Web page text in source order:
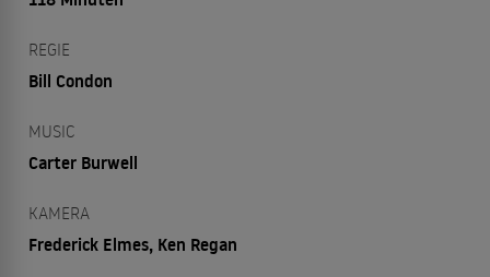
REGIE
Bill Condon
MUSIC
Carter Burwell
KAMERA
Frederick Elmes, Ken Regan